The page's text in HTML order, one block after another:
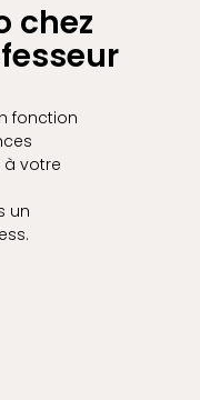
chez
fonction
à votre
un